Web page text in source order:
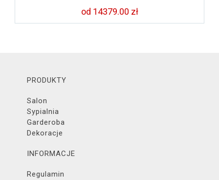
od 14379.00 zł
PRODUKTY
Salon
Sypialnia
Garderoba
Dekoracje
INFORMACJE
Regulamin